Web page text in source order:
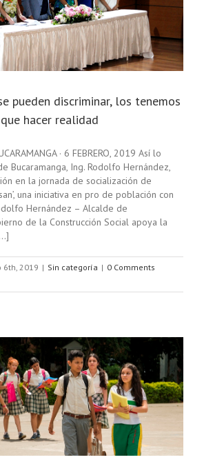
pueden discriminar, los tenemos
que hacer realidad
· 6 FEBRERO, 2019 Así lo
Bucaramanga, Ing. Rodolfo Hernández,
en la jornada de socialización de
una iniciativa en pro de población con
Hernández – Alcalde de
de la Construcción Social apoya la
6th, 2019 | Sin categoría | 0 Comments